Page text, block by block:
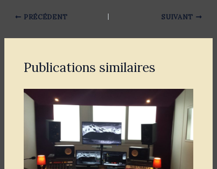
PRÉCÉDENT SUIVANT
Publications similaires